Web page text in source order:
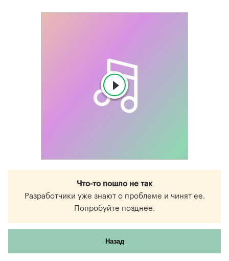
Что-то пошло не так
Разработчики уже знают о проблеме и чинят ее.
Попробуйте позднее.
Назад